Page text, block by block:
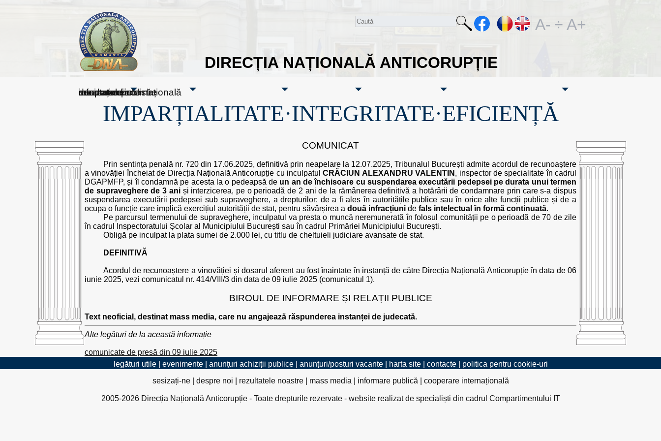
DIRECȚIA NAȚIONALĂ ANTICORUPȚIE
A- ÷ A+
sesizați-ne
despre noi
rezultatele noastre
mass media
informare publică
cooperare internațională
IMPARȚIALITATE·INTEGRITATE·EFICIENȚĂ
COMUNICAT
Prin sentința penală nr. 720 din 17.06.2025, definitivă prin neapelare la 12.07.2025, Tribunalul București admite acordul de recunoaștere
a vinovăției încheiat de Direcția Națională Anticorupție cu inculpatulCRĂCIUN ALEXANDRU VALENTIN , inspector de specialitate în cadrul
DGAPMFP, și îl condamnă pe acesta la o pedeapsă de un an de închisoare cu suspendarea executării pedepsei pe durata unui termen
de supraveghere de 3 aniși interzicerea, pe o perioadă de 2 ani de la rămânerea definitivă a hotărârii de condamnare prin care s-a dispus
suspendarea executării pedepsei sub supraveghere, a drepturilor: de a fi ales în autoritățile publice sau în orice alte funcții publice și de a
ocupa o funcție care implică exercițiul autorității de stat, pentru săvârșirea a două infracțiuni de fals intelectual în formă continuată.
Pe parcursul termenului de supraveghere, inculpatul va presta o muncă neremunerată în folosul comunității pe o perioadă de 70 de zile
în cadrul Inspectoratului Școlar al Municipiului București sau în cadrul Primăriei Municipiului București.
Obligă pe inculpat la plata sumei de 2.000 lei, cu titlu de cheltuieli judiciare avansate de stat.
DEFINITIVĂ
Acordul de recunoaștere a vinovăției și dosarul aferent au fost înaintate în instanță de către Direcția Națională Anticorupție în data de 06
iunie 2025, vezi comunicatul nr. 414/VIII/3 din data de 09 iulie 2025 (comunicatul 1).
BIROUL DE INFORMARE ȘI RELAȚII PUBLICE
Text neoficial, destinat mass media, care nu angajează răspunderea instanței de judecată.
Alte legături de la această informație
comunicate de presă din 09 iulie 2025
legături utile| evenimente| anunțuri achiziții publice| anunțuri/posturi vacante| harta site| contacte| politica pentru cookie-uri
sesizați-ne| despre noi rezultatele noastre| mass media informare publică cooperare internațională
2005-2026 Direcția Națională Anticorupție - Toate drepturile rezervate - website realizat de specialiști din cadrul Compartimentului IT